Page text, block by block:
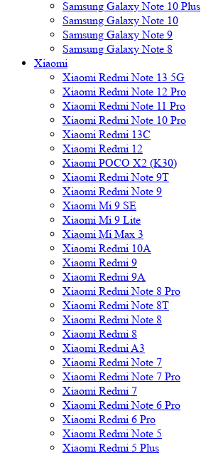
Samsung Galaxy Note 10 Plus
Samsung Galaxy Note 10
Samsung Galaxy Note 9
Samsung Galaxy Note 8
Xiaomi
Xiaomi Redmi Note 13 5G
Xiaomi Redmi Note 12 Pro
Xiaomi Redmi Note 11 Pro
Xiaomi Redmi Note 10 Pro
Xiaomi Redmi 13C
Xiaomi Redmi 12
Xiaomi POCO X2 (K30)
Xiaomi Redmi Note 9T
Xiaomi Redmi Note 9
Xiaomi Mi 9 SE
Xiaomi Mi 9 Lite
Xiaomi Mi Max 3
Xiaomi Redmi 10A
Xiaomi Redmi 9
Xiaomi Redmi 9A
Xiaomi Redmi Note 8 Pro
Xiaomi Redmi Note 8T
Xiaomi Redmi Note 8
Xiaomi Redmi 8
Xiaomi Redmi A3
Xiaomi Redmi Note 7
Xiaomi Redmi Note 7 Pro
Xiaomi Redmi 7
Xiaomi Redmi Note 6 Pro
Xiaomi Redmi 6 Pro
Xiaomi Redmi Note 5
Xiaomi Redmi 5 Plus